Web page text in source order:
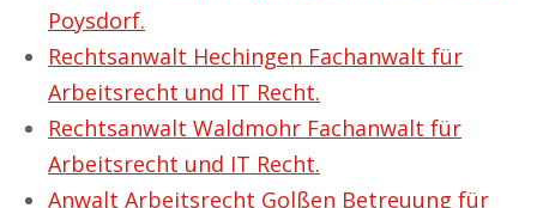
Poysdorf.
Rechtsanwalt Hechingen Fachanwalt für
Arbeitsrecht und IT Recht.
Rechtsanwalt Waldmohr Fachanwalt für
Arbeitsrecht und IT Recht.
Anwalt Arbeitsrecht Golßen Betreuung für